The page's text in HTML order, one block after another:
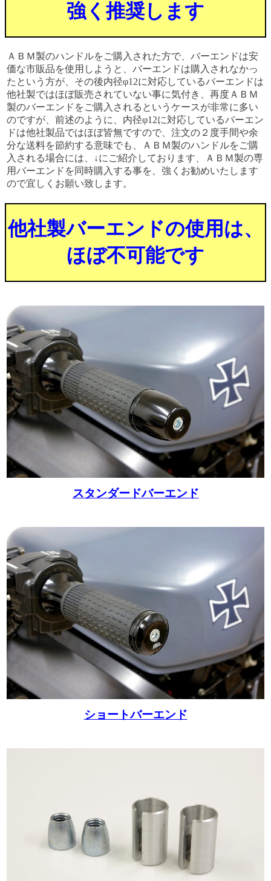
強く推奨します
ＡＢＭ製のハンドルをご購入された方で、バーエンドは安
価な市販品を使用しようと、バーエンドは購入されなかっ
たという方が、その後内径φ12に対応しているバーエンドは
他社製ではほぼ販売されていない事に気付き、再度ＡＢＭ
製のバーエンドをご購入されるというケースが非常に多い
のですが、前述のように、内径φ12に対応しているバーエン
ドは他社製品ではほぼ皆無ですので、注文の２度手間や余
分な送料を節約する意味でも、ＡＢＭ製のハンドルをご購
入される場合には、↓にご紹介しております、ＡＢＭ製の専
用バーエンドを同時購入する事を、強くお勧めいたします
ので宜しくお願い致します。
他社製バーエンドの使用は、
ほぼ不可能です
スタンダードバーエンド
ショートバーエンド